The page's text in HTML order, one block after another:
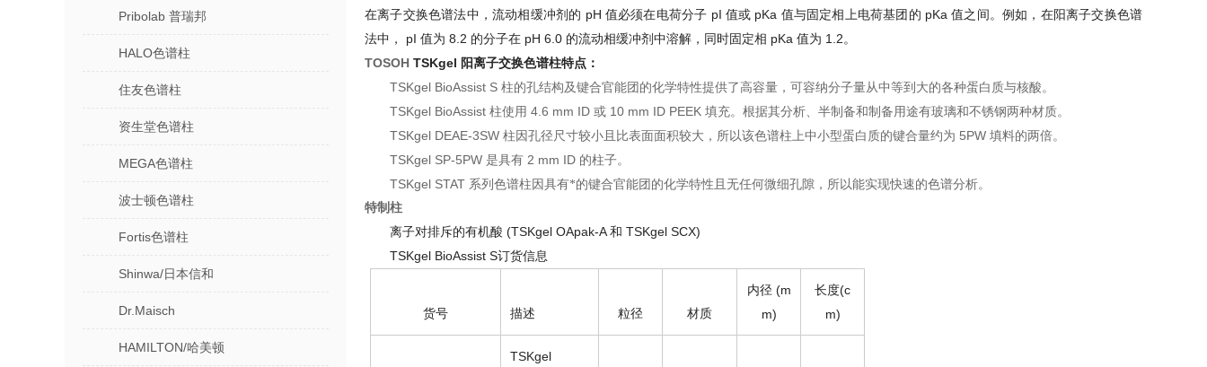
Pribolab 普瑞邦
HALO色谱柱
住友色谱柱
资生堂色谱柱
MEGA色谱柱
波士顿色谱柱
Fortis色谱柱
Shinwa/日本信和
Dr.Maisch
HAMILTON/哈美顿
在离子交换色谱法中，流动相缓冲剂的 pH 值必须在电荷分子 pI 值或 pKa 值与固定相上电荷基团的 pKa值之间。例如，在阳离子交换色谱
法中，
pI 值为 8.2 的分子在 pH 6.0 的流动相缓冲剂中溶解，同时固定相 pKa 值为 1.2。
TOSOH TSKgel 阳离子交换色谱柱特点：
TSKgel BioAssist S 柱的孔结构及键合官能团的化学特性提供了高容量，可容纳分子量从中等到大的各种蛋白质与核酸。
TSKgel BioAssist 柱使用 4.6 mm ID 或 10 mm ID PEEK 填充。根据其分析、半制备和制备用途有玻璃和不锈钢两种材质。
TSKgel DEAE-3SW 柱因孔径尺寸较小且比表面面积较大，所以该色谱柱上中小型蛋白质的键合量约为 5PW 填料的两倍。
TSKgel SP-5PW 是具有 2 mm ID 的柱子。
TSKgel STAT 系列色谱柱因具有*的键合官能团的化学特性且无任何微细孔隙，所以能实现快速的色谱分析。
特制柱
离子对排斥的有机酸 (TSKgel OApak-A 和 TSKgel SCX)
TSKgel BioAssist S订货信息
货号 描述 粒径 材质
内径 (m
m)
长度(c
m)
TSKgel